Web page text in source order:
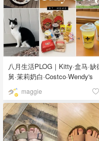
八月生活PLOG｜Kitty·盒马·缺
舅·茉莉奶白·Costco·Wendy's
maggie